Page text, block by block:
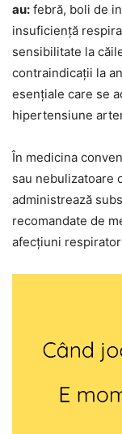
au: febră, boli de
insuficiență
sensibilitate la
contraindicații la
esențiale care se
hipertensiune
În medicina
sau nebulizatoare
administrează
recomandate de
afecțiuni